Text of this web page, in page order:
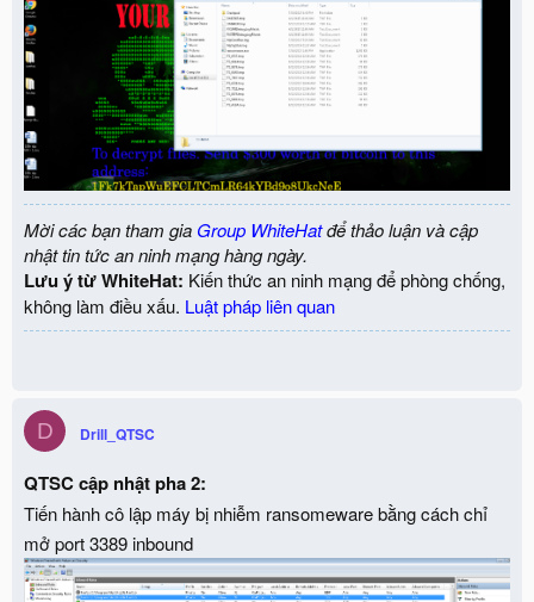
Mời các bạn tham gia Group WhiteHatđể thảo luận và cập
nhật tin tức an ninh mạng hàng ngày.
Lưu ý từ WhiteHat: Kiến thức an ninh mạng để phòng chống,
không làm điều xấu. Luật pháp liên quan
D Drill_QTSC
QTSC cập nhật pha 2:
Tiến hành cô lập máy bị nhiễm ransomeware bằng cách chỉ
mở port 3389 inbound